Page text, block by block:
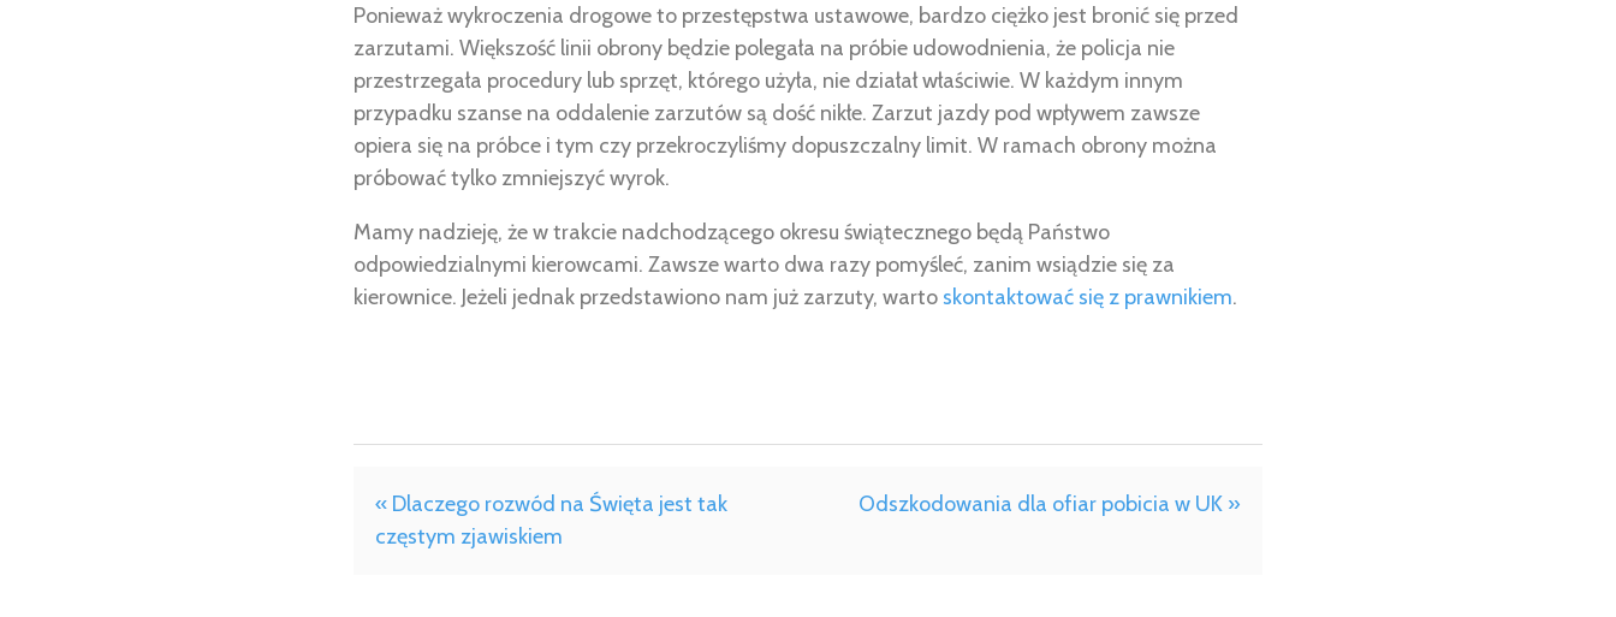
Ponieważ wykroczenia drogowe to przestępstwa ustawowe, bardzo ciężko jest bronić się przed
zarzutami. Większość linii obrony będzie polegała na próbie udowodnienia, że policja nie
przestrzegała procedury lub sprzęt, którego użyła, nie działał właściwie. W każdym innym
przypadku szanse na oddalenie zarzutów są dość nikłe. Zarzut jazdy pod wpływem zawsze
opiera się na próbce i tym czy przekroczyliśmy dopuszczalny limit. W ramach obrony można
próbować tylko zmniejszyć wyrok.
Mamy nadzieję, że w trakcie nadchodzącego okresu świątecznego będą Państwo
odpowiedzialnymi kierowcami. Zawsze warto dwa razy pomyśleć, zanim wsiądzie się za
kierownice. Jeżeli jednak przedstawiono nam już zarzuty, warto skontaktować się z prawnikiem.
« Dlaczego rozwód na Święta jest tak
częstym zjawiskiem
Odszkodowania dla ofiar pobicia w UK »